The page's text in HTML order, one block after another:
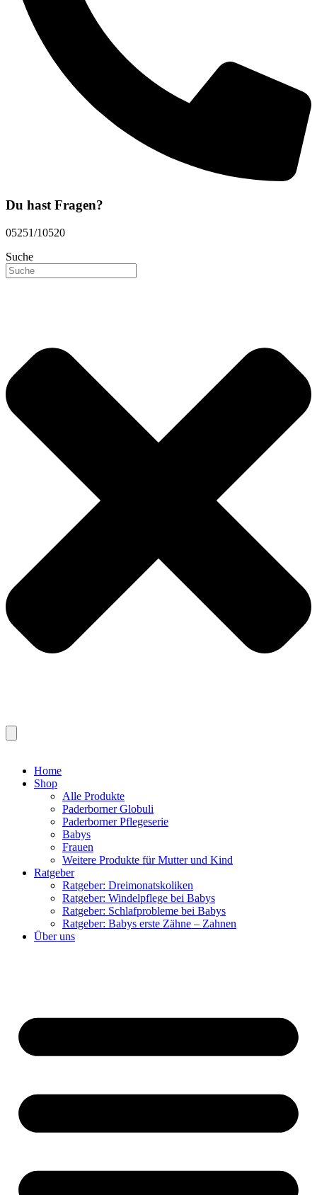
Du hast Fragen?
05251/10520
Suche
Home
Shop
Alle Produkte
Paderborner Globuli
Paderborner Pflegeserie
Babys
Frauen
Weitere Produkte für Mutter und Kind
Ratgeber
Ratgeber: Dreimonatskoliken
Ratgeber: Windelpflege bei Babys
Ratgeber: Schlafprobleme bei Babys
Ratgeber: Babys erste Zähne – Zahnen
Über uns